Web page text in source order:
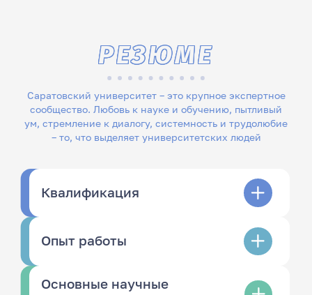
Саратовский университет – это крупное экспертное
сообщество. Любовь к науке и обучению, пытливый
ум, стремление к диалогу, системность и трудолюбие
– то, что выделяет университетских людей
РЕЗЮМЕ
Квалификация
Опыт работы
Основные научные